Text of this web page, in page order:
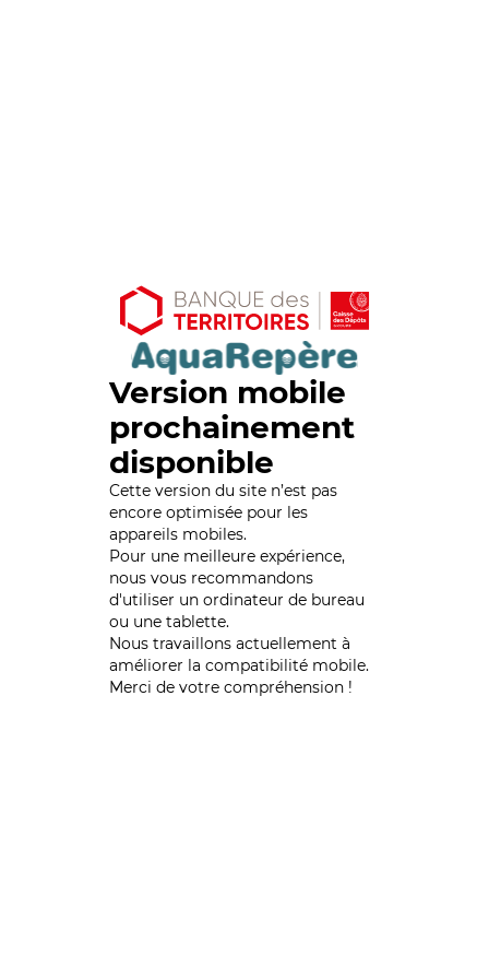
Version mobile
prochainement
disponible
Cette version du site n’est pas
encore optimisée pour les
appareils mobiles.
Pour une meilleure expérience,
nous vous recommandons
d'utiliser un ordinateur de bureau
ou une tablette.
Nous travaillons actuellement à
améliorer la compatibilité mobile.
Merci de votre compréhension !